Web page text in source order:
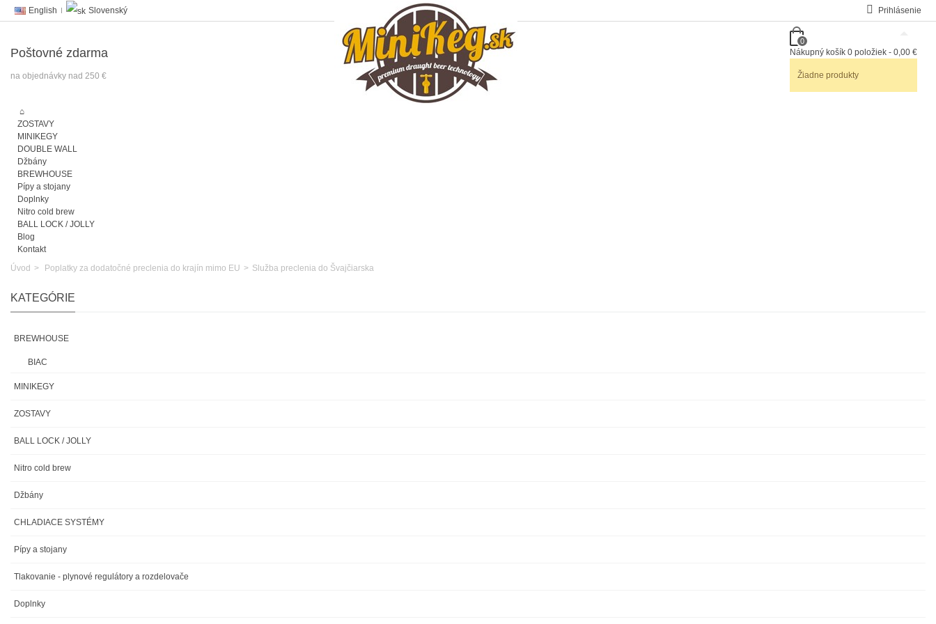
English Slovenský Prihlásenie
Poštovné zdarma
na objednávky nad 250 €
0
Nákupný košík 0 položiek - 0,00 €
Žiadne produkty
ZOSTAVY
MINIKEGY
DOUBLE WALL
Džbány
BREWHOUSE
Pípy a stojany
Doplnky
Nitro cold brew
BALL LOCK / JOLLY
Blog
Kontakt
Úvod > Poplatky za dodatočné preclenia do krajín mimo EU > Služba preclenia do Švajčiarska
KATEGÓRIE
BREWHOUSE
BIAC
MINIKEGY
ZOSTAVY
BALL LOCK / JOLLY
Nitro cold brew
Džbány
CHLADIACE SYSTÉMY
Pípy a stojany
Tlakovanie - plynové regulátory a rozdelovače
Doplnky